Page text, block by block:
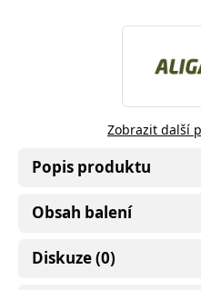
Zobrazit další
Popis produktu
Obsah balení
Diskuze (0)